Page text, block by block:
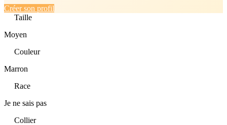
Créer son profil
Taille
Moyen
Couleur
Marron
Race
Je ne sais pas
Collier